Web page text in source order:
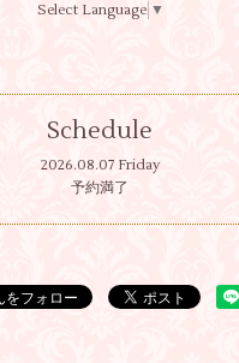
Select Language ▼
Schedule
2026.08.07 Friday
予約満了